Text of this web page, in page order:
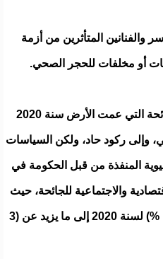
والفنانين المتأثرين من أزمة
وفي المجال الاقتصادي، أدت الجائحة التي عمت الأرض سنة 2020
وإلى ركود حاد، ولكن السياسات
المنفذة من قبل الحكومة في
والاجتماعية للجائحة، حيث
انتقلت نسبة النمو من حدود (-1.5 %) لسنة 2020 إلى ما يزيد عن (3